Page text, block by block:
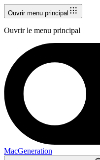
Ouvrir menu principal
Ouvrir le menu principal
MacGeneration